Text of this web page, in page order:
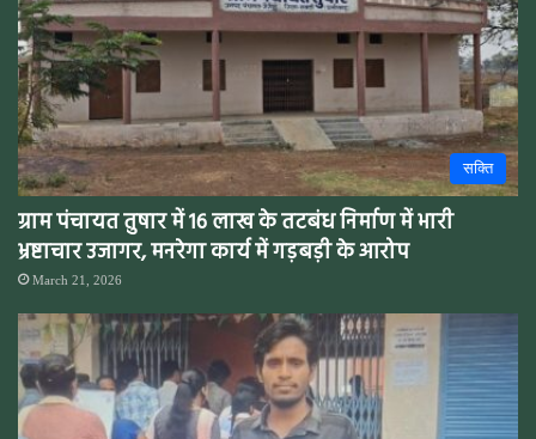
सक्ति
ग्राम पंचायत तुषार में 16 लाख के तटबंध निर्माण में भारी
भ्रष्टाचार उजागर, मनरेगा कार्य में गड़बड़ी के आरोप
March 21, 2026